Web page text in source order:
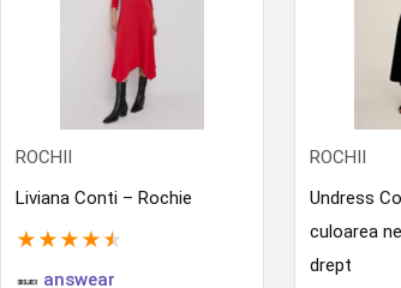
ROCHII
Liviana Conti – Rochie
★ ★ ★ ★ ★
answear
ROCHII
Undress
culoarea
drept